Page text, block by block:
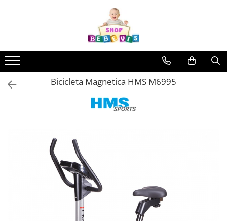
Carucioare copii
Carucioare copii sport
Carucioare copii 2in1
Genti mamici
Huse ploaie si antiinsecte
Saci si invelitoare
Umbrele carucioare
Accesorii diverse carucioare
Bicicleta Magnetica HMS M6995